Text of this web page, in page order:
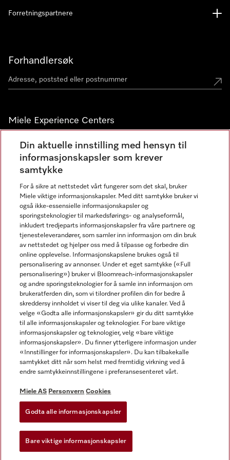
Forhandlersøk
Miele Experience Centers
Miele Experience Center Nesbru
Miele Outlet Nesbru
Nyhetsbrev
Forretningspartnere
Miele AS
Vilkår og betingelser
Vilkår for bruk
Miele tilgjengelighetserklæring
Miele på Facebook
Miele på Youtube
Miele på Instagram
Din aktuelle innstilling med hensyn til
informasjonskapsler som krever
samtykke
For å sikre at nettstedet vårt fungerer som det skal, bruker
Miele viktige informasjonskapsler. Med ditt samtykke bruker vi
også ikke-essensielle informasjonskapsler og
sporingsteknologier til markedsførings- og analyseformål,
inkludert tredjeparts informasjonskapsler fra våre partnere og
tjenesteleverandører, som samler inn informasjon om din bruk
av nettstedet og hjelper oss med å tilpasse og forbedre din
online opplevelse. Informasjonskapslene brukes også til
personalisering av annonser. Under et eget samtykke («Full
personalisering») bruker vi Bloomreach-informasjonskapsler
og andre sporingsteknologier for å samle inn informasjon om
brukeratferden din, som vi tilordner profilen din for bedre å
skreddersy innholdet vi viser til deg via ulike kanaler. Ved å
velge «Godta alle informasjonskapsler» gir du ditt samtykke
til alle informasjonskapsler og teknologier. For bare viktige
informasjonskapsler og teknologier, velg «bare viktige
informasjonskapsler». Du finner ytterligere informasjon under
«Innstillinger for informasjonskapsler». Du kan tilbakekalle
samtykket ditt når som helst med fremtidig virkning ved å
endre samtykkeinnstillingene i preferansesenteret vårt.
Miele AS Personvern Cookies
Godta alle informasjonskapsler
Bare viktige informasjonskapsler